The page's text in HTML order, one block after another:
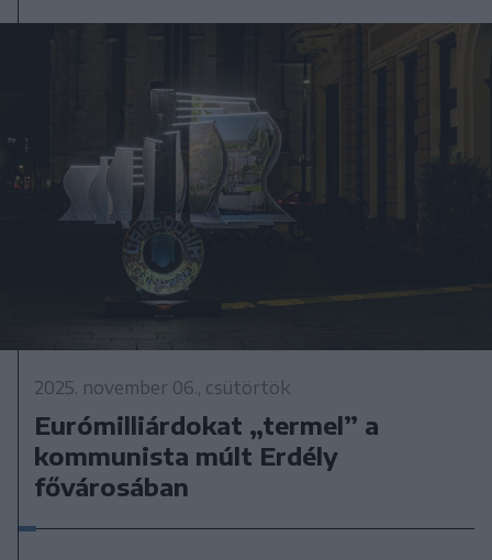
2025. november 06., csütörtök
Eurómilliárdokat „termel” a
kommunista múlt Erdély
fővárosában